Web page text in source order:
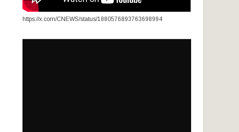
https://x.com/CNEWS/status/1880576893763698994